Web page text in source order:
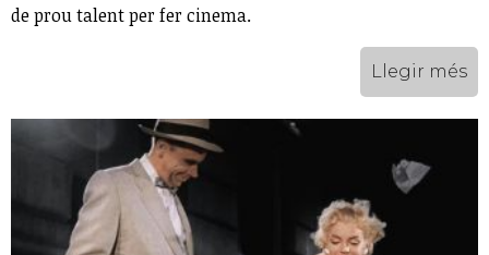
de prou talent per fer cinema.
Llegir més